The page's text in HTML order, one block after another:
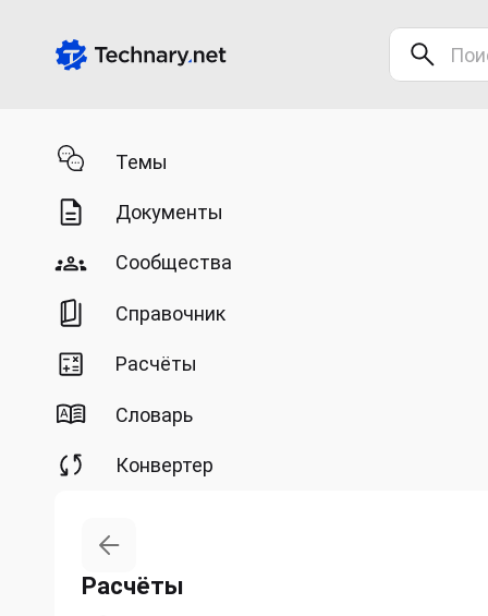
Темы
Документы
Сообщества
Справочник
Расчёты
Словарь
Конвертер
Расчёты